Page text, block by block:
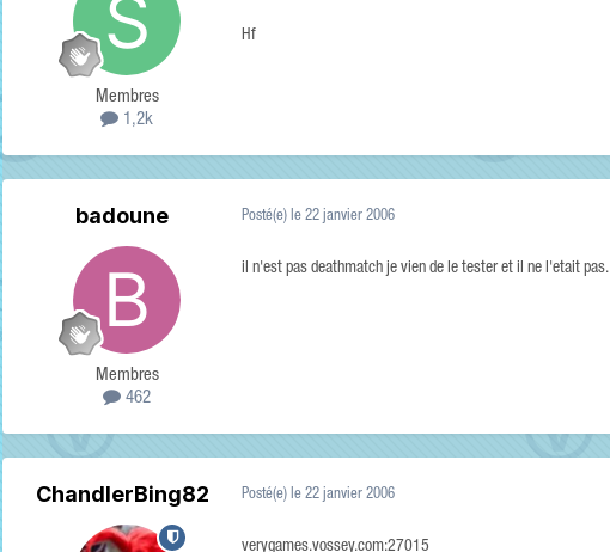
Membres
1,2k
Hf
badoune
Membres
462
Posté(e) le 22 janvier 2006
il n'est pas deathmatch je vien de le tester et il ne l'etait pas.
ChandlerBing82 Posté(e) le 22 janvier 2006
verygames.vossey.com:27015